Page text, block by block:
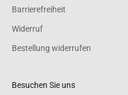
Barrierefreiheit
Widerruf
Bestellung widerrufen
Besuchen Sie uns